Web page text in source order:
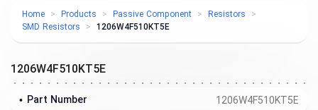
Home Products Passive Component
Resistors
SMD Resistors
1206W4F510KT5E
1206W4F510KT5E
1206W4F510KT5E
Part Number